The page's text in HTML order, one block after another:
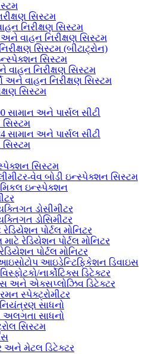
સિસ્ટમ
નિરીક્ષણ સિસ્ટમ
અને વાહન નિરીક્ષણ સિસ્ટમ
સિસ્ટમ (બીટાટ્રોન)
સિસ્ટમ
વાહન નિરીક્ષણ સિસ્ટમ
અને વાહન નિરીક્ષણ સિસ્ટમ
સિસ્ટમ
સામાન અને પાર્સલ સીટી
સામાન અને પાર્સલ સીટી
સિસ્ટમ
વેવ બોડી ઇન્સ્પેક્શન સિસ્ટમ
ઇન્સ્પેક્શન
ડોસીમીટર
ડોસિમીટર
પોર્ટલ મોનિટર
રેડિયેશન પોર્ટલ મોનિટર
પોર્ટલ મોનિટર
આઇડેન્ટિફિકેશન ડિવાઇસ
નાર્કોટિક્સ ડિટેક્ટર
અને એક્સપ્લોઝિવ ડિટેક્ટર
સ્પેક્ટ્રોમીટર
સાધનો
અલગતા સાધનો
સિસ્ટમ
અને મેટલ ડિટેક્ટર